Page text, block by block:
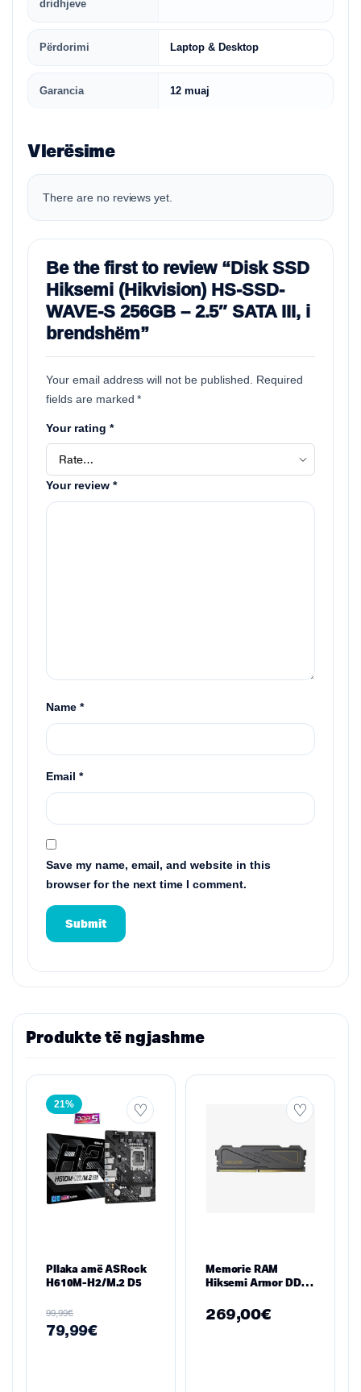
dridhjeve
Përdorimi Laptop & Desktop
Garancia 12 muaj
Vlerësime
There are no reviews yet.
Be the first to review “Disk SSD
Hiksemi (Hikvision) HS-SSD-
WAVE-S 256GB – 2.5″ SATA III, i
brendshëm”
Your email address will not be published.
Required
fields are marked*
Your rating *
Your review *
Name *
Email *
Save my name, email, and website in this
browser for the next time I comment.
Produkte të ngjashme
21%
Pllaka amë ASRock
H610M-H2/M.2 D5
99,99€
79,99€
Memorie RAM
Hiksemi Armor DDR5
(HSC516U60D2) –
U10 U-DIMM,
269,00€